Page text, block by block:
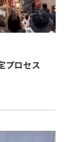
プロセス